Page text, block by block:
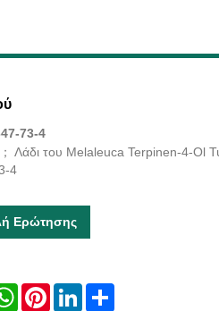
73-4
； Λάδι του Melaleuca Terpinen-4-Ol
4
Ερώτησης
WhatsAppPinterestLinkedInShare